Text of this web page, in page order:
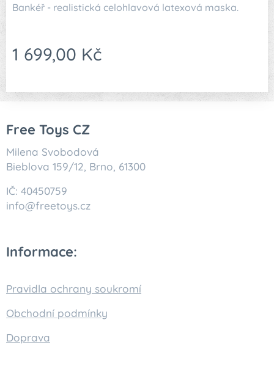
Bankéř - realistická celohlavová latexová maska.
1 699,00 Kč
Free Toys CZ
Milena Svobodová
Bieblova 159/12, Brno, 61300
IČ: 40450759
info@freetoys.cz
Informace:
Pravidla ochrany soukromí
Obchodní podmínky
Doprava